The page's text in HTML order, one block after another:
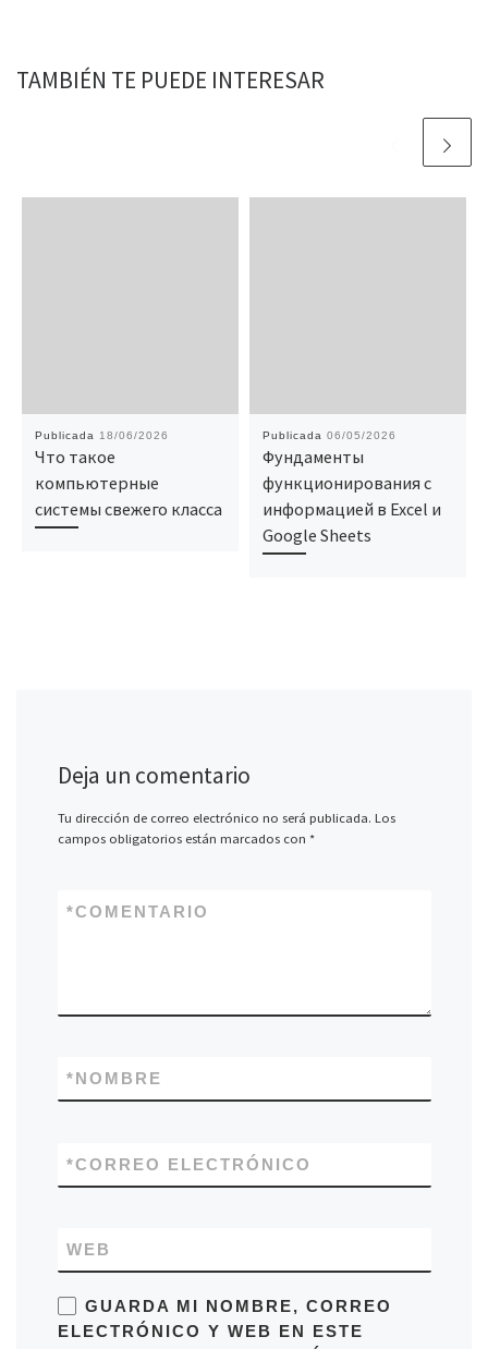
TAMBIÉN TE PUEDE INTERESAR
Publicada 18/06/2026
Что такое
компьютерные
системы свежего класса
Publicada 06/05/2026
Фундаменты
функционирования с
информацией в Excel и
Google Sheets
Deja un comentario
Tu dirección de correo electrónico no será publicada. Los
campos obligatorios están marcados con *
COMENTARIO
*
NOMBRE
*
CORREO ELECTRÓNICO
*
WEB
GUARDA MI NOMBRE, CORREO
ELECTRÓNICO Y WEB EN ESTE